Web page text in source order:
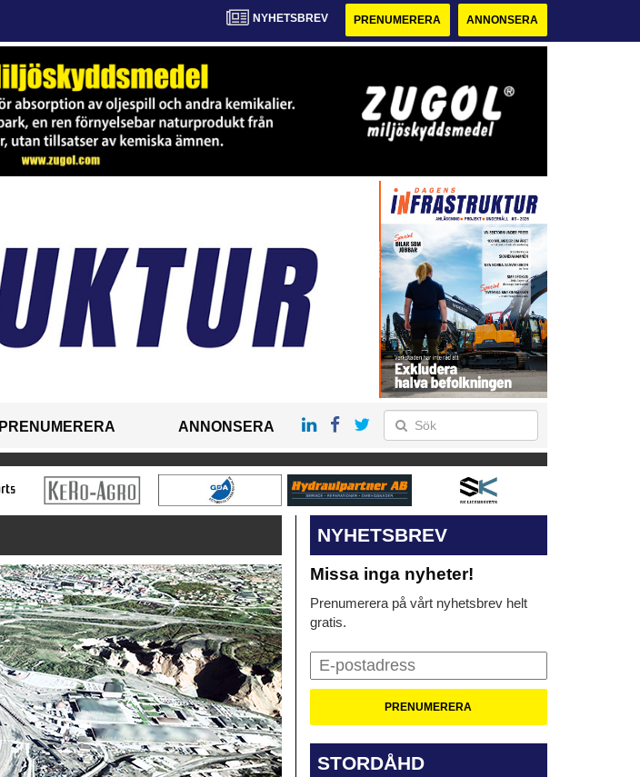
NYHETSBREV PRENUMERERA ANNONSERA
PRENUMERERA ANNONSERA
NYHETSBREV
Missa inga nyheter!
Prenumerera på vårt nyhetsbrev helt
gratis.
STORDÅHD